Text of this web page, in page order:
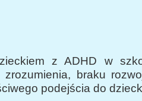
z ADHD w
zrozumienia, braku
podejścia do